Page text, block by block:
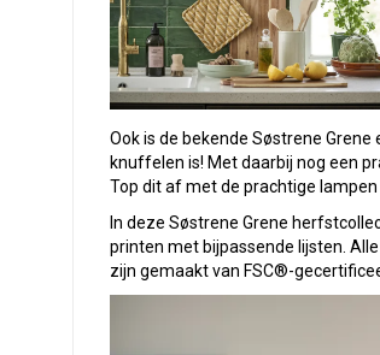
Ook is de bekende Søstrene
knuffelen is! Met daarbij nog een
Top dit af met de prachtige
In deze Søstrene Grene
printen met bijpassende lijsten.
zijn gemaakt van FSC®-